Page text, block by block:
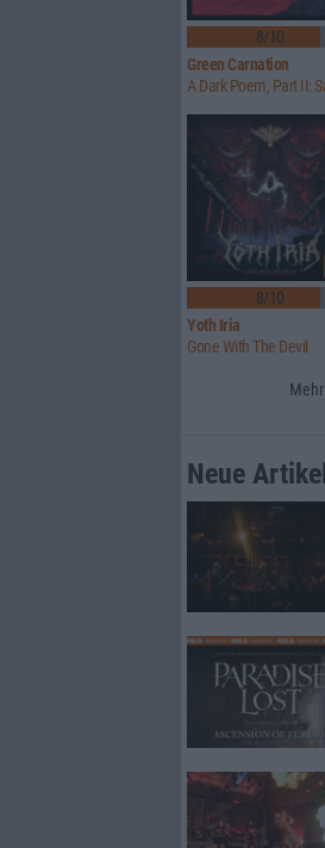
8/10
Green Carnation
8/10
Yoth Iria
Gone With The Devil
Mehr
Neue Artikel